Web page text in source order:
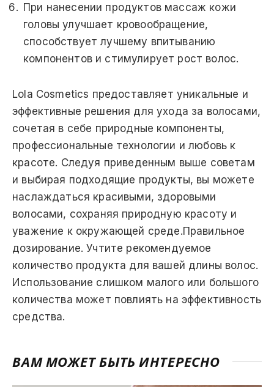
При нанесении продуктов массаж кожи
головы улучшает кровообращение,
способствует лучшему впитыванию
компонентов и стимулирует рост волос.
Lola Cosmetics предоставляет уникальные и
эффективные решения для ухода за волосами,
сочетая в себе природные компоненты,
профессиональные технологии и любовь к
красоте. Следуя приведенным выше советам
и выбирая подходящие продукты, вы можете
наслаждаться красивыми, здоровыми
волосами, сохраняя природную красоту и
уважение к окружающей среде.Правильное
дозирование. Учтите рекомендуемое
количество продукта для вашей длины волос.
Использование слишком малого или большого
количества может повлиять на эффективность
средства.
ВАМ МОЖЕТ БЫТЬ ИНТЕРЕСНО